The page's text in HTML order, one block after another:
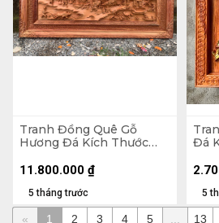
Tranh Đồng Quê Gỗ
Hương Đá Kích Thước
5 tháng trước
11.800.000 ₫
Đá
5
« 1 2 3 4 5 ... 13